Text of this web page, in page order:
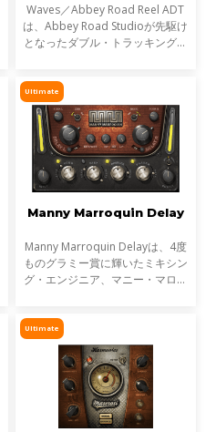
Waves／Abbey Road Reel ADT
は、Abbey Road Studioが先駆け
となったダブル・トラッキング・
めての製品です。アビイ・ロード
のサウンドを語る上で欠か
Ultimate
Manny Marroquin Delay
Manny Marroquin Delayは、4度
ものグラミー賞に輝いたミキシン
グ・エンジニア、マニー・マロク
エフェクトをシンプルに操り、マ
ニー・マロクィンが得意
Ultimate